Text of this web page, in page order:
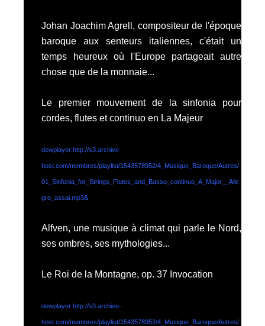
Johan Joachim Agrell , compositeur de l'époque
baroque aux senteurs italiennes, c'était un
temps heureux où l'Europe partageait autre
chose que de la monnaie...
Le premier mouvement de la sinfonia pour
cordes, flutes et continuo en La Majeur
dewplayer:http://s3.archive-
host.com/membres/playlist/1543578952/4_Musique_Baroque/Autres/
01_Sinfonia_for_Strings_Flutes_and_Basso_continuo_A_Major__Alle
gro_assai.mp3&
Alfven, une musique à climat qui parle le Nord,
ses ombres, ses mythologies...
Le Roi de la Montagne, op. 37 Invocation
dewplayer:http://s3.archive-
host.com/membres/playlist/1543578952/4_Musique_Baroque/Autres/